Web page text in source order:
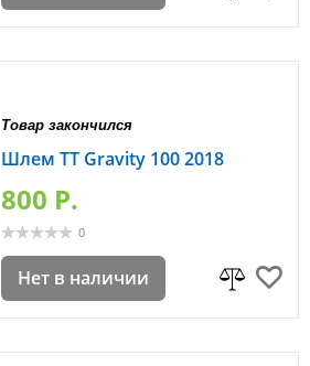
Товар закончился
Шлем TT Gravity 100 2018
800 P.
0
Нет в наличии